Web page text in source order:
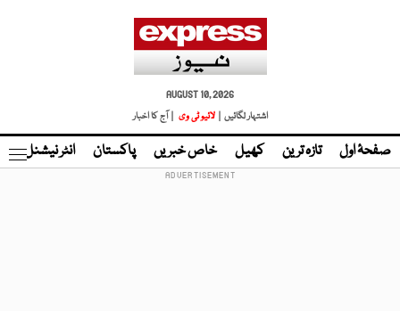
AUGUST 10, 2026
اشتہار لگائیں |
لائیو ٹی وی | آج کا اخبار
صفحۂ اول تازہ ترین کھیل خاص خبریں پاکستان انٹر نیشنل